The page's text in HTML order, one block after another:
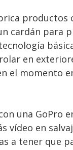
productos
cardán para
en
el momento
una GoPro
vídeo en
a tener que